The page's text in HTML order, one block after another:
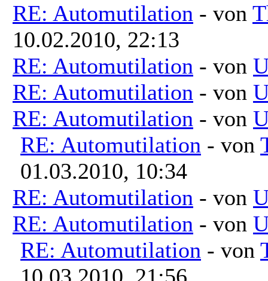
RE: Automutilation - von
10.02.2010, 22:13
RE: Automutilation - von
RE: Automutilation - von
RE: Automutilation - von
RE: Automutilation - von
01.03.2010, 10:34
RE: Automutilation - von
RE: Automutilation - von
RE: Automutilation - von
10.03.2010, 21:56